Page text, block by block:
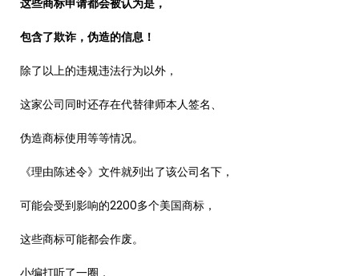
这些商标申请都会被认为是，
包含了欺诈，伪造的信息！
除了以上的违规违法行为以外，
这家公司同时还存在代替律师本人签名、
伪造商标使用等等情况。
《理由陈述令》文件就列出了该公司名下，
可能会受到影响的2200多个美国商标，
这些商标可能都会作废。